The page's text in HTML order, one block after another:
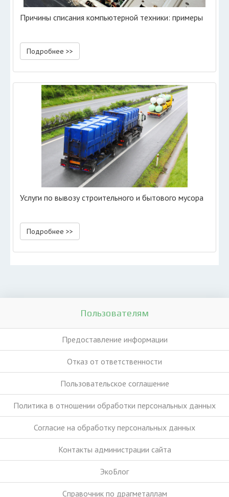
Причины списания компьютерной техники: примеры
Подробнее >>
Услуги по вывозу строительного и бытового мусора
Подробнее >>
Пользователям
Предоставление информации
Отказ от ответственности
Пользовательское соглашение
Политика в отношении обработки персональных данных
Согласие на обработку персональных данных
Контакты администрации сайта
ЭкоБлог
Справочник по драгметаллам